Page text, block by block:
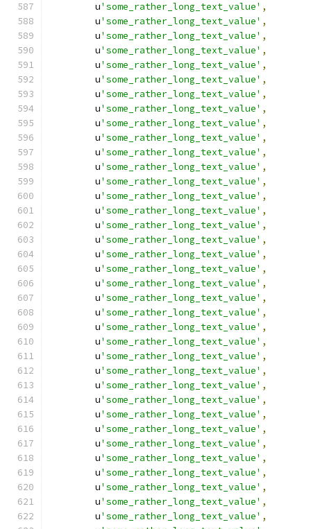
        u
'some_rather_long_text_value' ,
        u
'some_rather_long_text_value' ,
        u
'some_rather_long_text_value' ,
        u
'some_rather_long_text_value' ,
        u
'some_rather_long_text_value' ,
        u
'some_rather_long_text_value' ,
        u
'some_rather_long_text_value' ,
        u
'some_rather_long_text_value' ,
        u
'some_rather_long_text_value' ,
        u
'some_rather_long_text_value' ,
        u
'some_rather_long_text_value' ,
        u
'some_rather_long_text_value' ,
        u
'some_rather_long_text_value' ,
        u
'some_rather_long_text_value' ,
        u
'some_rather_long_text_value' ,
        u
'some_rather_long_text_value' ,
        u
'some_rather_long_text_value' ,
        u
'some_rather_long_text_value' ,
        u
'some_rather_long_text_value' ,
        u
'some_rather_long_text_value' ,
        u
'some_rather_long_text_value' ,
        u
'some_rather_long_text_value' ,
        u
'some_rather_long_text_value' ,
        u
'some_rather_long_text_value' ,
        u
'some_rather_long_text_value' ,
        u
'some_rather_long_text_value' ,
        u
'some_rather_long_text_value' ,
        u
'some_rather_long_text_value' ,
        u
'some_rather_long_text_value' ,
        u
'some_rather_long_text_value' ,
        u
'some_rather_long_text_value' ,
        u
'some_rather_long_text_value' ,
        u
'some_rather_long_text_value' ,
        u
'some_rather_long_text_value' ,
        u
'some_rather_long_text_value' ,
        u
'some_rather_long_text_value' ,